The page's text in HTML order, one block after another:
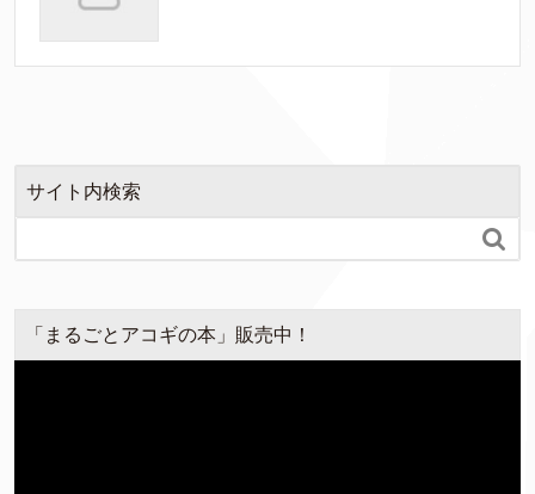
サイト内検索

「まるごとアコギの本」販売中！